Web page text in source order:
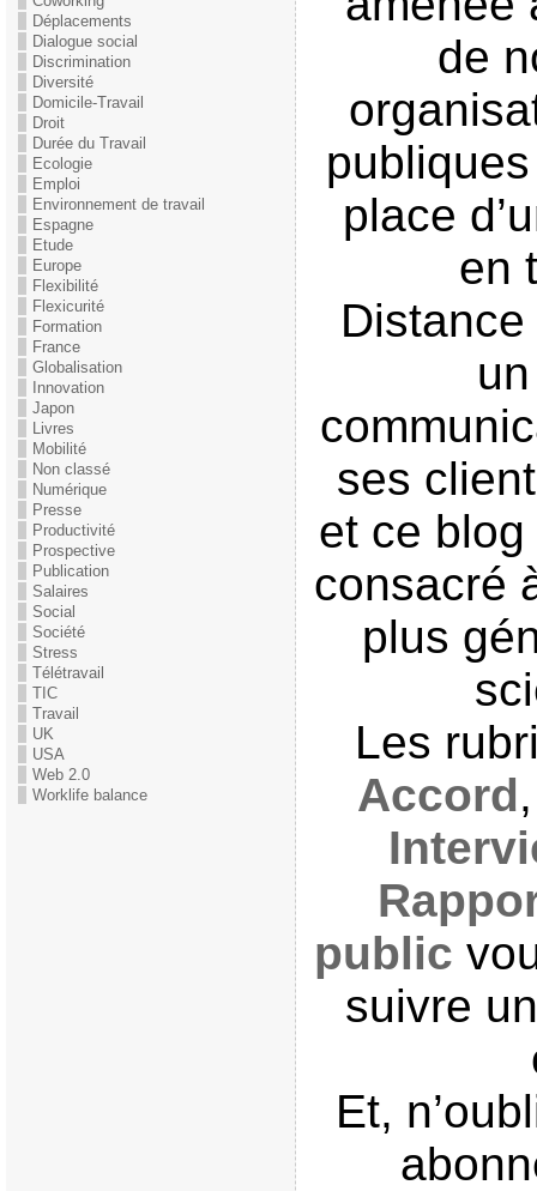
Déplacements
Dialogue social
Discrimination
Diversité
Domicile-Travail
Droit
Durée du Travail
Ecologie
Emploi
Environnement de travail
Espagne
Etude
Europe
Flexibilité
Flexicurité
Formation
France
Globalisation
Innovation
Japon
Livres
Mobilité
Non classé
Numérique
Presse
Productivité
Prospective
Publication
Salaires
Social
Société
Stress
Télétravail
TIC
Travail
UK
USA
Web 2.0
Worklife balance
de
place
en
ses
et ce
consacré
plus
Les
Accord
public
suivre
Et,